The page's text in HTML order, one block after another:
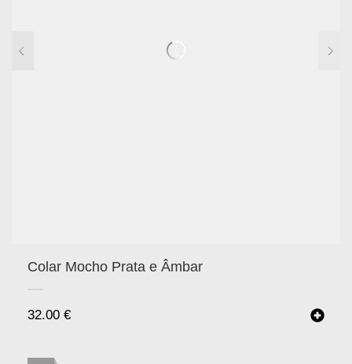
Colar Mocho Prata e Âmbar
32.00 €